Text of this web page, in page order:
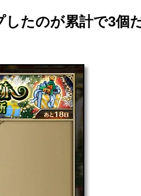
たのが累計で3個